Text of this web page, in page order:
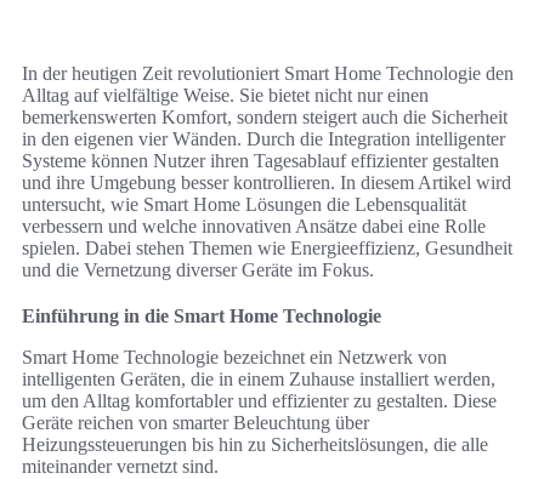
In der heutigen Zeit revolutioniert Smart Home Technologie den
Alltag auf vielfältige Weise. Sie bietet nicht nur einen
bemerkenswerten Komfort, sondern steigert auch die Sicherheit
in den eigenen vier Wänden. Durch die Integration intelligenter
Systeme können Nutzer ihren Tagesablauf effizienter gestalten
und ihre Umgebung besser kontrollieren. In diesem Artikel wird
untersucht, wie Smart Home Lösungen die Lebensqualität
verbessern und welche innovativen Ansätze dabei eine Rolle
spielen. Dabei stehen Themen wie Energieeffizienz, Gesundheit
und die Vernetzung diverser Geräte im Fokus.
Einführung in die Smart Home Technologie
Smart Home Technologie bezeichnet ein Netzwerk von
intelligenten Geräten, die in einem Zuhause installiert werden,
um den Alltag komfortabler und effizienter zu gestalten. Diese
Geräte reichen von smarter Beleuchtung über
Heizungssteuerungen bis hin zu Sicherheitslösungen, die alle
miteinander vernetzt sind.